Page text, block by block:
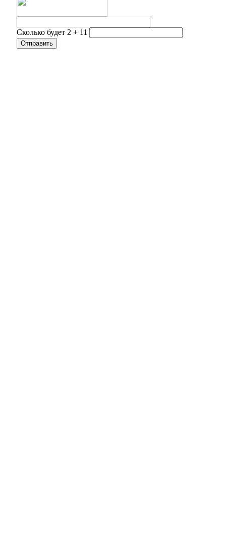
Сколько будет 2 + 11